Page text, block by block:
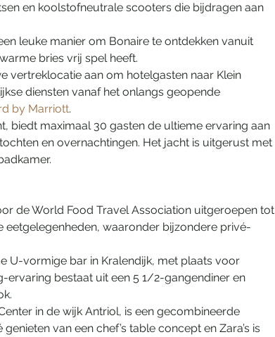
en koolstofneutrale scooters die bijdragen aan
leuke manier om Bonaire te ontdekken vanuit
bries vrij spel heeft.
vertreklocatie aan om hotelgasten naar Klein
diensten vanaf het onlangs geopende
by Marriott.
biedt maximaal 30 gasten de ultieme ervaring aan
en overnachtingen. Het jacht is uitgerust met
de World Food Travel Association uitgeroepen tot
eetgelegenheden, waaronder bijzondere privé-
U-vormige bar in Kralendijk, met plaats voor
ervaring bestaat uit een 5 1/2-gangendiner en
in de wijk Antriol, is een gecombineerde
van een chef’s table concept en Zara’s is